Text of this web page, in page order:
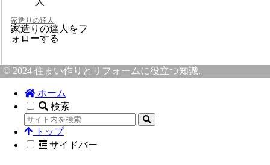
家造りの達人
家造りの達人をフ
ォローする
© 2024 住まい作りとリフォームに役立つ知識.
ホーム
検索
トップ
サイドバー